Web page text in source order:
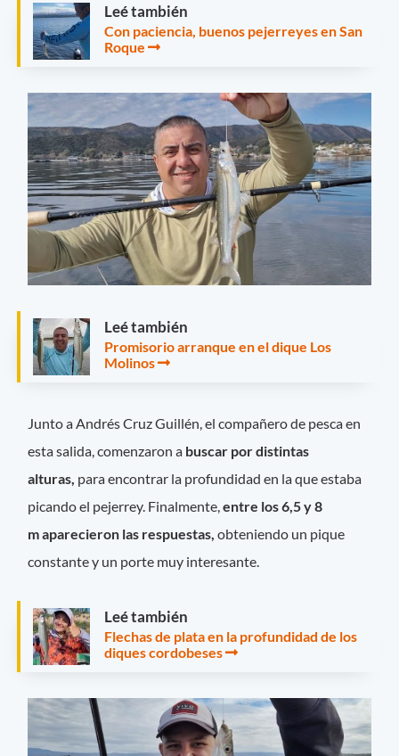
Leé también
Con paciencia, buenos pejerreyes en San
Roque
Leé también
Promisorio arranque en el dique Los
Molinos
Junto a Andrés Cruz Guillén, el compañero de pesca en
esta salida, comenzaron a buscar por distintas
alturas, para encontrar la profundidad en la que estaba
picando el pejerrey. Finalmente,entre los 6,5 y 8
m aparecieron las respuestas, obteniendo un pique
constante y un porte muy interesante.
Leé también
Flechas de plata en la profundidad de los
diques cordobeses